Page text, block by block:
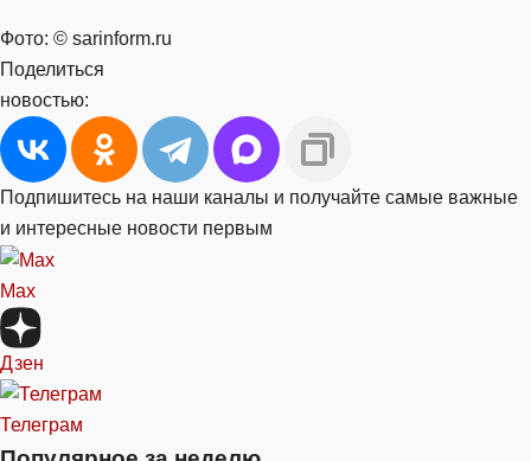
Фото: © sarinform.ru
Поделиться
новостью:
Подпишитесь на наши каналы и получайте самые важные
и интересные новости первым
Max
Дзен
Телеграм